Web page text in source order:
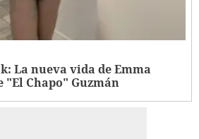
La nueva vida de Emma
"El Chapo" Guzmán